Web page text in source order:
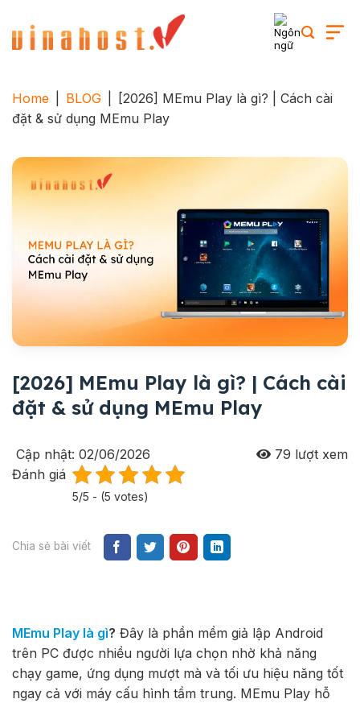
content
Home BLOG
[2026] MEmu Play là gì? | Cách cài
đặt & sử dụng MEmu Play
[2026] MEmu Play là gì? | Cách cài
đặt & sử dụng MEmu Play
Cập nhật: 02/06/2026 79 lượt xem
Đánh giá
5/5 - (5 votes)
Chia sẻ bài viết
MEmu Play là gì? Đây là phần mềm giả lập Android
trên PC được nhiều người lựa chọn nhờ khả năng
chạy game, ứng dụng mượt mà và tối ưu hiệu năng tốt
ngay cả với máy cấu hình tầm trung. MEmu Play hỗ